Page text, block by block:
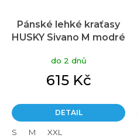
Pánské lehké kraťasy
HUSKY Sivano M modré
do 2 dnů
615 Kč
DETAIL
S M XXL